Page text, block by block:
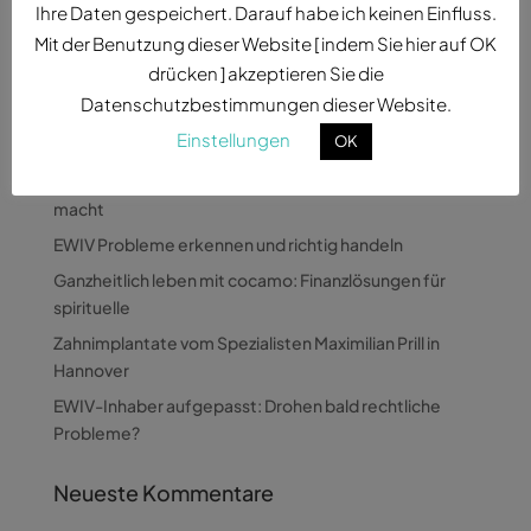
Neueste Beiträge
macht
EWIV Probleme erkennen und richtig handeln
Ganzheitlich leben mit cocamo: Finanzlösungen für
spirituelle
Zahnimplantate vom Spezialisten Maximilian Prill in
Hannover
EWIV-Inhaber aufgepasst: Drohen bald rechtliche
Probleme?
Neueste Kommentare
Ihre Daten gespeichert. Darauf habe ich keinen Einfluss.
Mit der Benutzung dieser Website [ indem Sie hier auf OK
drücken ] akzeptieren Sie die
Datenschutzbestimmungen dieser Website.
Einstellungen
OK